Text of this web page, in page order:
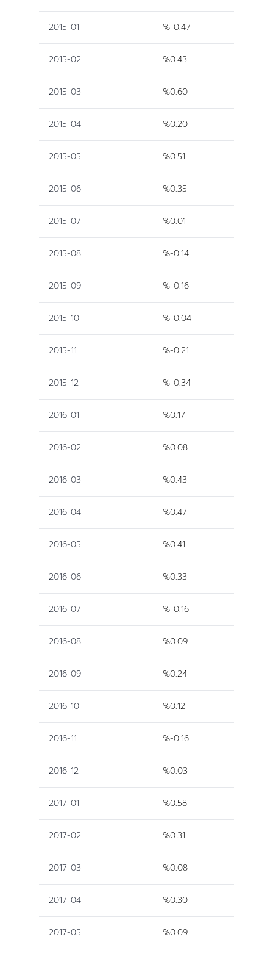
2015-01 %-0.47
2015-02 %0.43
2015-03 %0.60
2015-04 %0.20
2015-05 %0.51
2015-06 %0.35
2015-07 %0.01
2015-08 %-0.14
2015-09 %-0.16
2015-10 %-0.04
2015-11 %-0.21
2015-12 %-0.34
2016-01 %0.17
2016-02 %0.08
2016-03 %0.43
2016-04 %0.47
2016-05 %0.41
2016-06 %0.33
2016-07 %-0.16
2016-08 %0.09
2016-09 %0.24
2016-10 %0.12
2016-11 %-0.16
2016-12 %0.03
2017-01 %0.58
2017-02 %0.31
2017-03 %0.08
2017-04 %0.30
2017-05 %0.09